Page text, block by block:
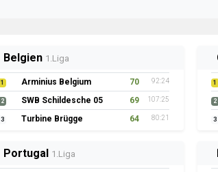
Belgien 1.Liga
1 Arminius Belgium 70 92:24
2 SWB Schildesche 05 69 107:25
3 Turbine Brügge 64 80:21
1
2
3
Portugal 1.Liga